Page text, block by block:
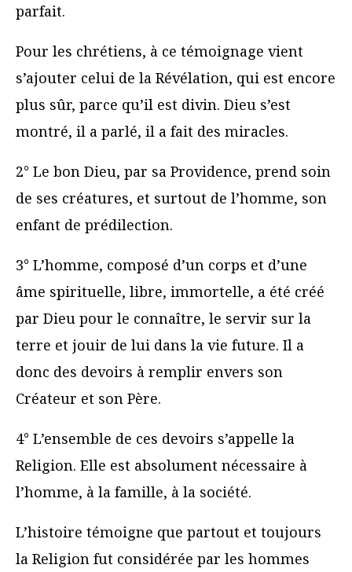
parfait.
Pour les chrétiens, à ce témoignage vient
s’ajouter celui de la Révélation, qui est encore
plus sûr, parce qu’il est divin. Dieu s’est
montré, il a parlé, il a fait des miracles.
2° Le bon Dieu, par sa Providence, prend soin
de ses créatures, et surtout de l’homme, son
enfant de prédilection.
3° L’homme, composé d’un corps et d’une
âme spirituelle, libre, immortelle, a été créé
par Dieu pour le connaître, le servir sur la
terre et jouir de lui dans la vie future. Il a
donc des devoirs à remplir envers son
Créateur et son Père.
4° L’ensemble de ces devoirs s’appelle la
Religion. Elle est absolument nécessaire à
l’homme, à la famille, à la société.
L’histoire témoigne que partout et toujours
la Religion fut considérée par les hommes